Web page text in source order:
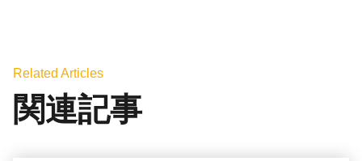
Related Articles
関連記事